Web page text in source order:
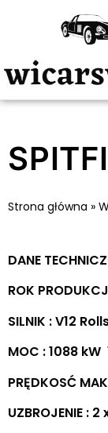
Strona główna »
DANE
ROK
SILNIK : V12
MOC : 1088 kW
PRĘDKOSĆ
UZBROJENIE :